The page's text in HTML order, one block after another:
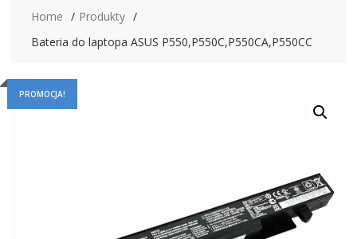
Home
Produkty
Bateria do laptopa ASUS P550,P550C,P550CA,P550CC
PROMOCJA!